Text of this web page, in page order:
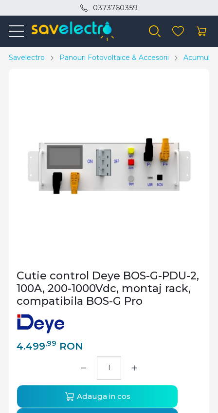
0373760359
Savelectro Panouri Fotovoltaice & Accesorii
Cutie control Deye BOS-G-PDU-2,
100A, 200-1000Vdc, montaj rack,
compatibila BOS-G Pro
4.499,99 RON
− +
Adauga in cos